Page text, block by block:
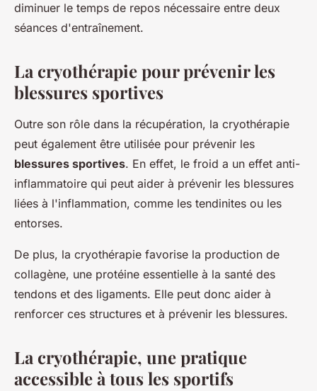
diminuer le temps de repos nécessaire entre deux
séances d'entraînement.
La cryothérapie pour prévenir les
blessures sportives
Outre son rôle dans la récupération, la cryothérapie
peut également être utilisée pour prévenir les
blessures sportives. En effet, le froid a un effet anti-
inflammatoire qui peut aider à prévenir les blessures
liées à l'inflammation, comme les tendinites ou les
entorses.
De plus, la cryothérapie favorise la production de
collagène, une protéine essentielle à la santé des
tendons et des ligaments. Elle peut donc aider à
renforcer ces structures et à prévenir les blessures.
La cryothérapie, une pratique
accessible à tous les sportifs